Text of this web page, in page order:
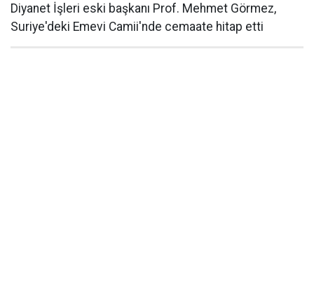
Diyanet İşleri eski başkanı Prof. Mehmet Görmez,
Suriye'deki Emevi Camii'nde cemaate hitap etti